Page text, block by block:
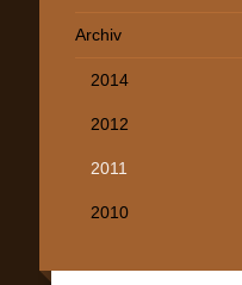
Archiv
2014
2012
2011
2010